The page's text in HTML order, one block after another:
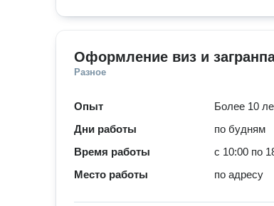
Оформление виз и
Разное
Опыт
Более 10
Дни работы
по будням
Время работы
с 10:00 по
Место работы
по адресу